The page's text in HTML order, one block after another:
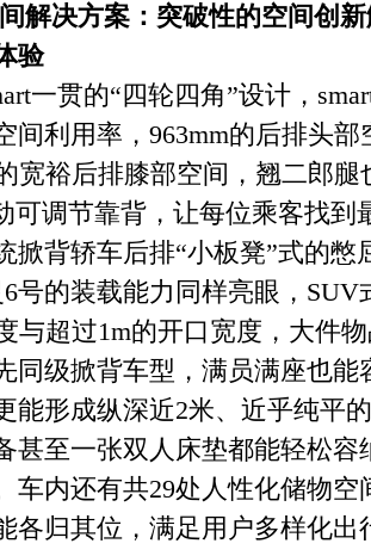
解决方案：突破性的空间创
验
一贯的“四轮四角”设计，
间利用率，963mm的后排头
宽裕后排膝部空间，翘二郎
可调节靠背，让每位乘客找到
掀背轿车后排“小板凳”式的憋
6号的装载能力同样亮眼，
与超过1m的开口宽度，大件
同级掀背车型，满员满座也能
能形成纵深近2米、近乎纯平
甚至一张双人床垫都能轻松容
车内还有共29处人性化储物
各归其位，满足用户多样化出